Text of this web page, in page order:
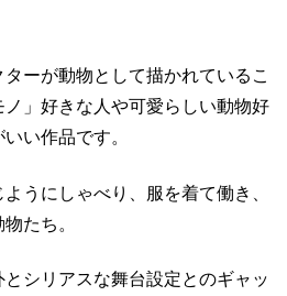
ーが動物として描かれているこ
」好きな人や可愛らしい動物好
い作品です。
うにしゃべり、服を着て働き、
たち。
シリアスな舞台設定とのギャッ